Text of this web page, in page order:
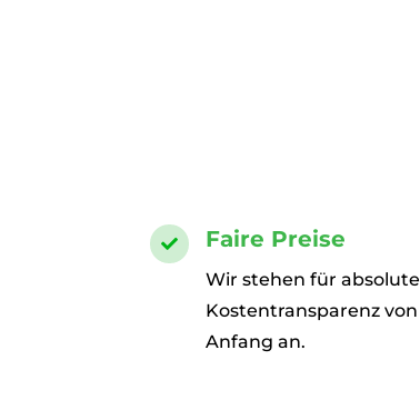
 Faire Preise
Wir stehen für absolute
Kostentransparenz von
Anfang an.